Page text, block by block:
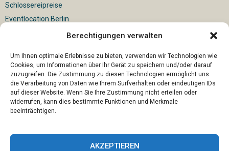
Berechtigungen verwalten
Um Ihnen optimale Erlebnisse zu bieten, verwenden wir Technologien wie
Cookies, um Informationen über Ihr Gerät zu speichern und/oder darauf
zuzugreifen. Die Zustimmung zu diesen Technologien ermöglicht uns
die Verarbeitung von Daten wie Ihrem Surfverhalten oder eindeutigen IDs
auf dieser Website. Wenn Sie Ihre Zustimmung nicht erteilen oder
widerrufen, kann dies bestimmte Funktionen und Merkmale
beeinträchtigen.
AKZEPTIEREN
Schlossereipreise
Eventlocation Berlin
Für die vollautomatische Sackentleerung gibt es vielfältige
Lösungen